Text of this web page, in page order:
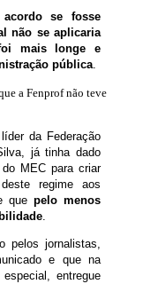
se fosse
não se aplicaria
mais longe e
pública.
a Fenprof não teve
da Federação
já tinha dado
MEC para criar
regime aos
que pelo menos
pelos jornalistas,
e que na
entregue